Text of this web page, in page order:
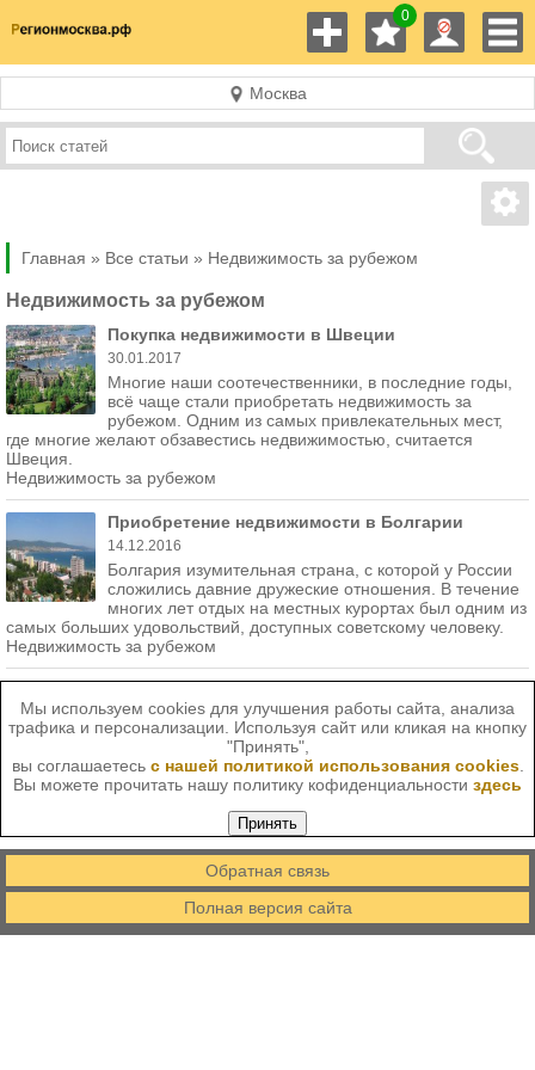
0
Москва
Главная » Все статьи » Недвижимость за рубежом
Недвижимость за рубежом
Покупка недвижимости в Швеции
30.01.2017
Многие наши соотечественники, в последние годы,
всё чаще стали приобретать недвижимость за
рубежом. Одним из самых привлекательных мест,
где многие желают обзавестись недвижимостью, считается
Швеция.
Недвижимость за рубежом
Приобретение недвижимости в Болгарии
14.12.2016
Болгария изумительная страна, с которой у России
сложились давние дружеские отношения. В течение
многих лет отдых на местных курортах был одним из
самых больших удовольствий, доступных советскому человеку.
Недвижимость за рубежом
Мы используем cookies для улучшения работы сайта, анализа
трафика и персонализации. Используя сайт или кликая на кнопку
"Принять",
вы соглашаетесь с нашей политикой использования cookies.
Вы можете прочитать нашу политику кофиденциальности здесь
Принять
Обратная связь
Полная версия сайта